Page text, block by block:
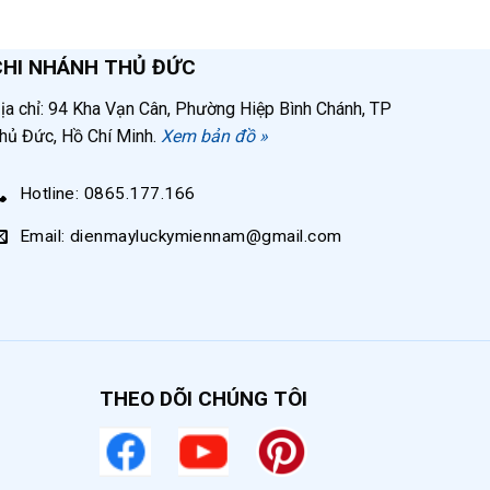
NHÁNH THỦ ĐỨC
chỉ: 94 Kha Vạn Cân, Phường Hiệp Bình Chánh, TP
Đức, Hồ Chí Minh. Xem bản đồ »
Hotline: 0865.177.166
Email: dienmayluckymiennam@gmail.com
THEO DÕI CHÚNG TÔI